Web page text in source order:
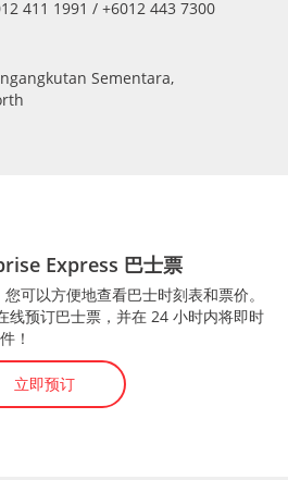
411 1991 / +6012 443 7300
Sementara,
Express 巴士票
您可以方便地查看巴士时刻表和票价。
预订巴士票，并在 24 小时内将即时
！
立即预订